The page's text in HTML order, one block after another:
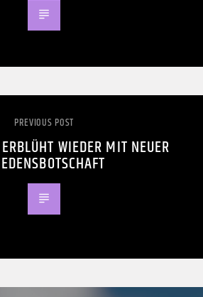
PREVIOUS POST
WIEDER MIT NEUER